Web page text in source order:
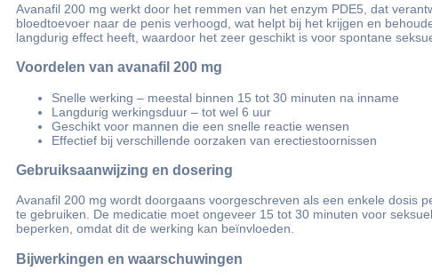
Avanafil 200 mg werkt door het remmen van het enzym PDE5, dat
bloedtoevoer naar de penis verhoogd, wat helpt bij het krijgen en
langdurig effect heeft, waardoor het zeer geschikt is voor spontane
Voordelen van avanafil 200 mg
Snelle werking – meestal binnen 15 tot 30 minuten na inname
Langdurig werkingsduur – tot wel 6 uur
Geschikt voor mannen die een snelle reactie wensen
Effectief bij verschillende oorzaken van erectiestoornissen
Gebruiksaanwijzing en dosering
Avanafil 200 mg wordt doorgaans voorgeschreven als een enkele dosis
te gebruiken. De medicatie moet ongeveer 15 tot 30 minuten voor
beperken, omdat dit de werking kan beïnvloeden.
Bijwerkingen en waarschuwingen